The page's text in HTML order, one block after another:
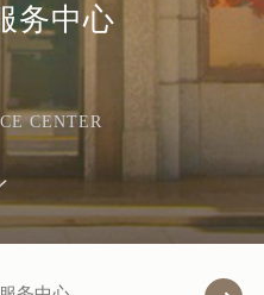
务中心
CENTER